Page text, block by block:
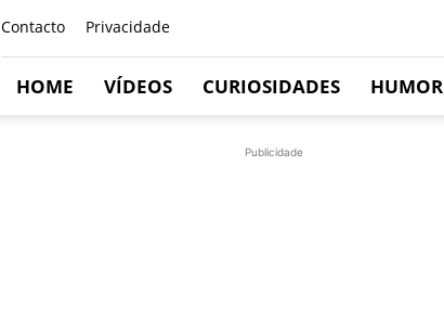
Contacto Privacidade
HOME VÍDEOS CURIOSIDADES HUMOR
Publicidade